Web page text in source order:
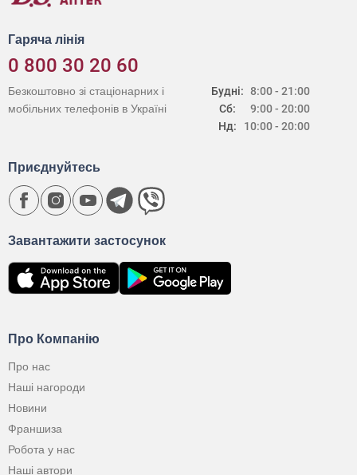
Гаряча лінія
0 800 30 20 60
Будні:
Сб:
Нд:
8:00 - 21:00
9:00 - 20:00
10:00 - 20:00
Безкоштовно зі стаціонарних і
мобільних телефонів в Україні
Про Компанію
Про нас
Наші нагороди
Новини
Франшиза
Робота у нас
Наші автори
Завантажити застосунок
Приєднуйтесь